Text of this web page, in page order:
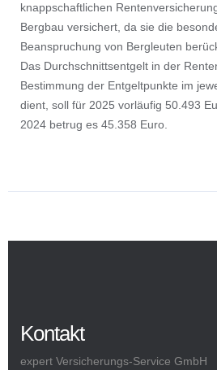
knappschaftlichen
Bergbau versichert, da sie die
Beanspruchung von Bergleuten
Das Durchschnittsentgelt in der
Bestimmung der Entgeltpunkte im
dient, soll für 2025 vorläufig 50.493
2024 betrug es 45.358 Euro.
Kontakt
expert Versicherungs-Service GmbH